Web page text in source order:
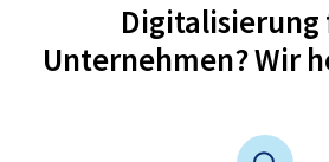
Digitalisierung
Unternehmen? Wir